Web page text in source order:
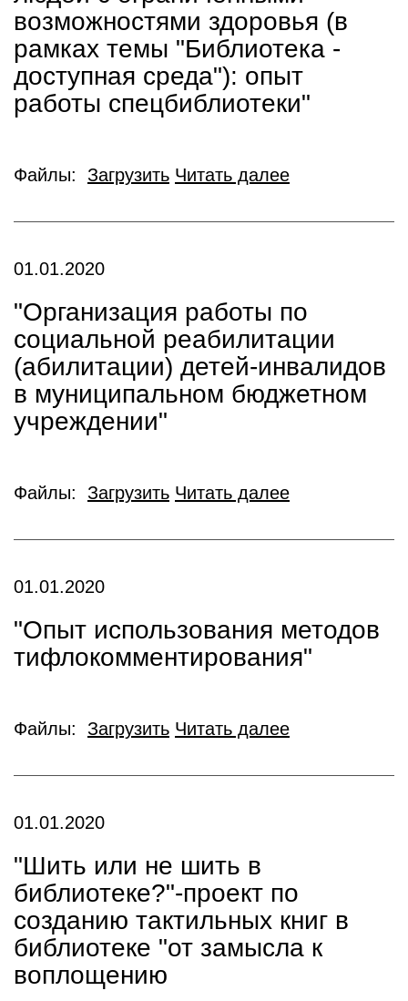
возможностями здоровья (в
рамках темы "Библиотека -
доступная среда"): опыт
работы спецбиблиотеки"
Файлы: Загрузить Читать далее
01.01.2020
"Организация работы по
социальной реабилитации
(абилитации) детей-инвалидов
в муниципальном бюджетном
учреждении"
Файлы: Загрузить Читать далее
01.01.2020
"Опыт использования методов
тифлокомментирования"
Файлы: Загрузить Читать далее
01.01.2020
"Шить или не шить в
библиотеке?"-проект по
созданию тактильных книг в
библиотеке "от замысла к
воплощению